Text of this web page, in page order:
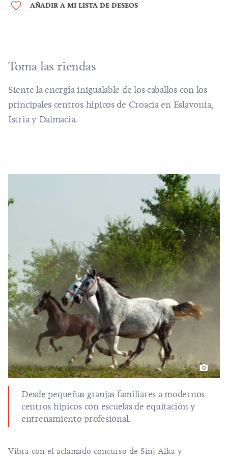
AÑADIR A MI LISTA DE DESEOS
Toma las riendas
Siente la energía inigualable de los caballos con los
principales centros hípicos de Croacia en Eslavonia,
Istria y Dalmacia.
Desde pequeñas granjas familiares a modernos
centros hípicos con escuelas de equitación y
entrenamiento profesional.
Vibra con el aclamado concurso de Sinj Alka y